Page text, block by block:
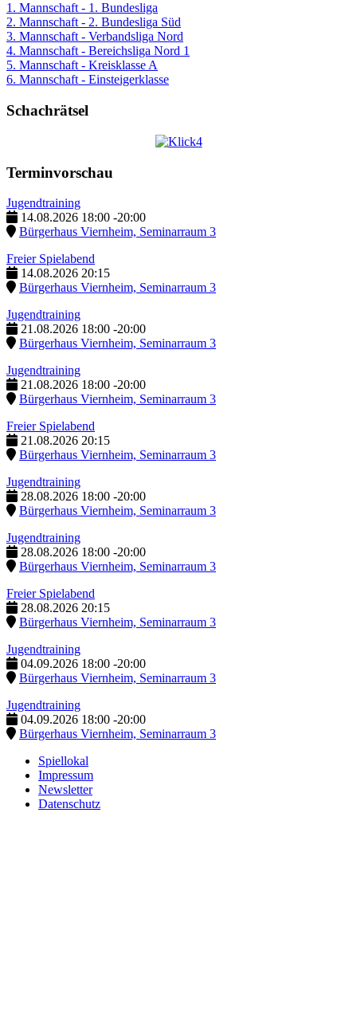
1. Mannschaft - 1. Bundesliga
2. Mannschaft - 2. Bundesliga Süd
3. Mannschaft - Verbandsliga Nord
4. Mannschaft - Bereichsliga Nord 1
5. Mannschaft - Kreisklasse A
6. Mannschaft - Einsteigerklasse
Schachrätsel
Terminvorschau
Jugendtraining
14.08.2026 18:00 -20:00
Bürgerhaus Viernheim, Seminarraum 3
Freier Spielabend
14.08.2026 20:15
Bürgerhaus Viernheim, Seminarraum 3
Jugendtraining
21.08.2026 18:00 -20:00
Bürgerhaus Viernheim, Seminarraum 3
Jugendtraining
21.08.2026 18:00 -20:00
Bürgerhaus Viernheim, Seminarraum 3
Freier Spielabend
21.08.2026 20:15
Bürgerhaus Viernheim, Seminarraum 3
Jugendtraining
28.08.2026 18:00 -20:00
Bürgerhaus Viernheim, Seminarraum 3
Jugendtraining
28.08.2026 18:00 -20:00
Bürgerhaus Viernheim, Seminarraum 3
Freier Spielabend
28.08.2026 20:15
Bürgerhaus Viernheim, Seminarraum 3
Jugendtraining
04.09.2026 18:00 -20:00
Bürgerhaus Viernheim, Seminarraum 3
Jugendtraining
04.09.2026 18:00 -20:00
Bürgerhaus Viernheim, Seminarraum 3
Spiellokal
Impressum
Newsletter
Datenschutz